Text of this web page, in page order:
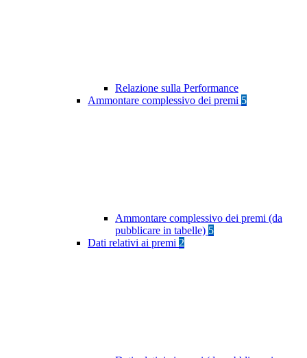
Relazione sulla Performance
Ammontare complessivo dei premi 5
Ammontare complessivo dei premi (da
pubblicare in tabelle) 5
Dati relativi ai premi 2